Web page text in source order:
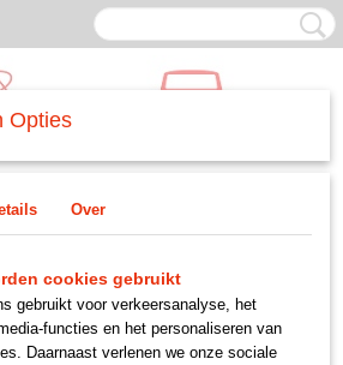
>fusee kogel splijter
Opties
Over
cookies gebruikt
gebruikt voor verkeersanalyse, het
functies en het personaliseren van
Daarnaast verlenen we onze sociale